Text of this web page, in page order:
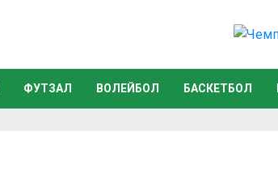
ФУТЗАЛ ВОЛЕЙБОЛ БАСКЕТБОЛ